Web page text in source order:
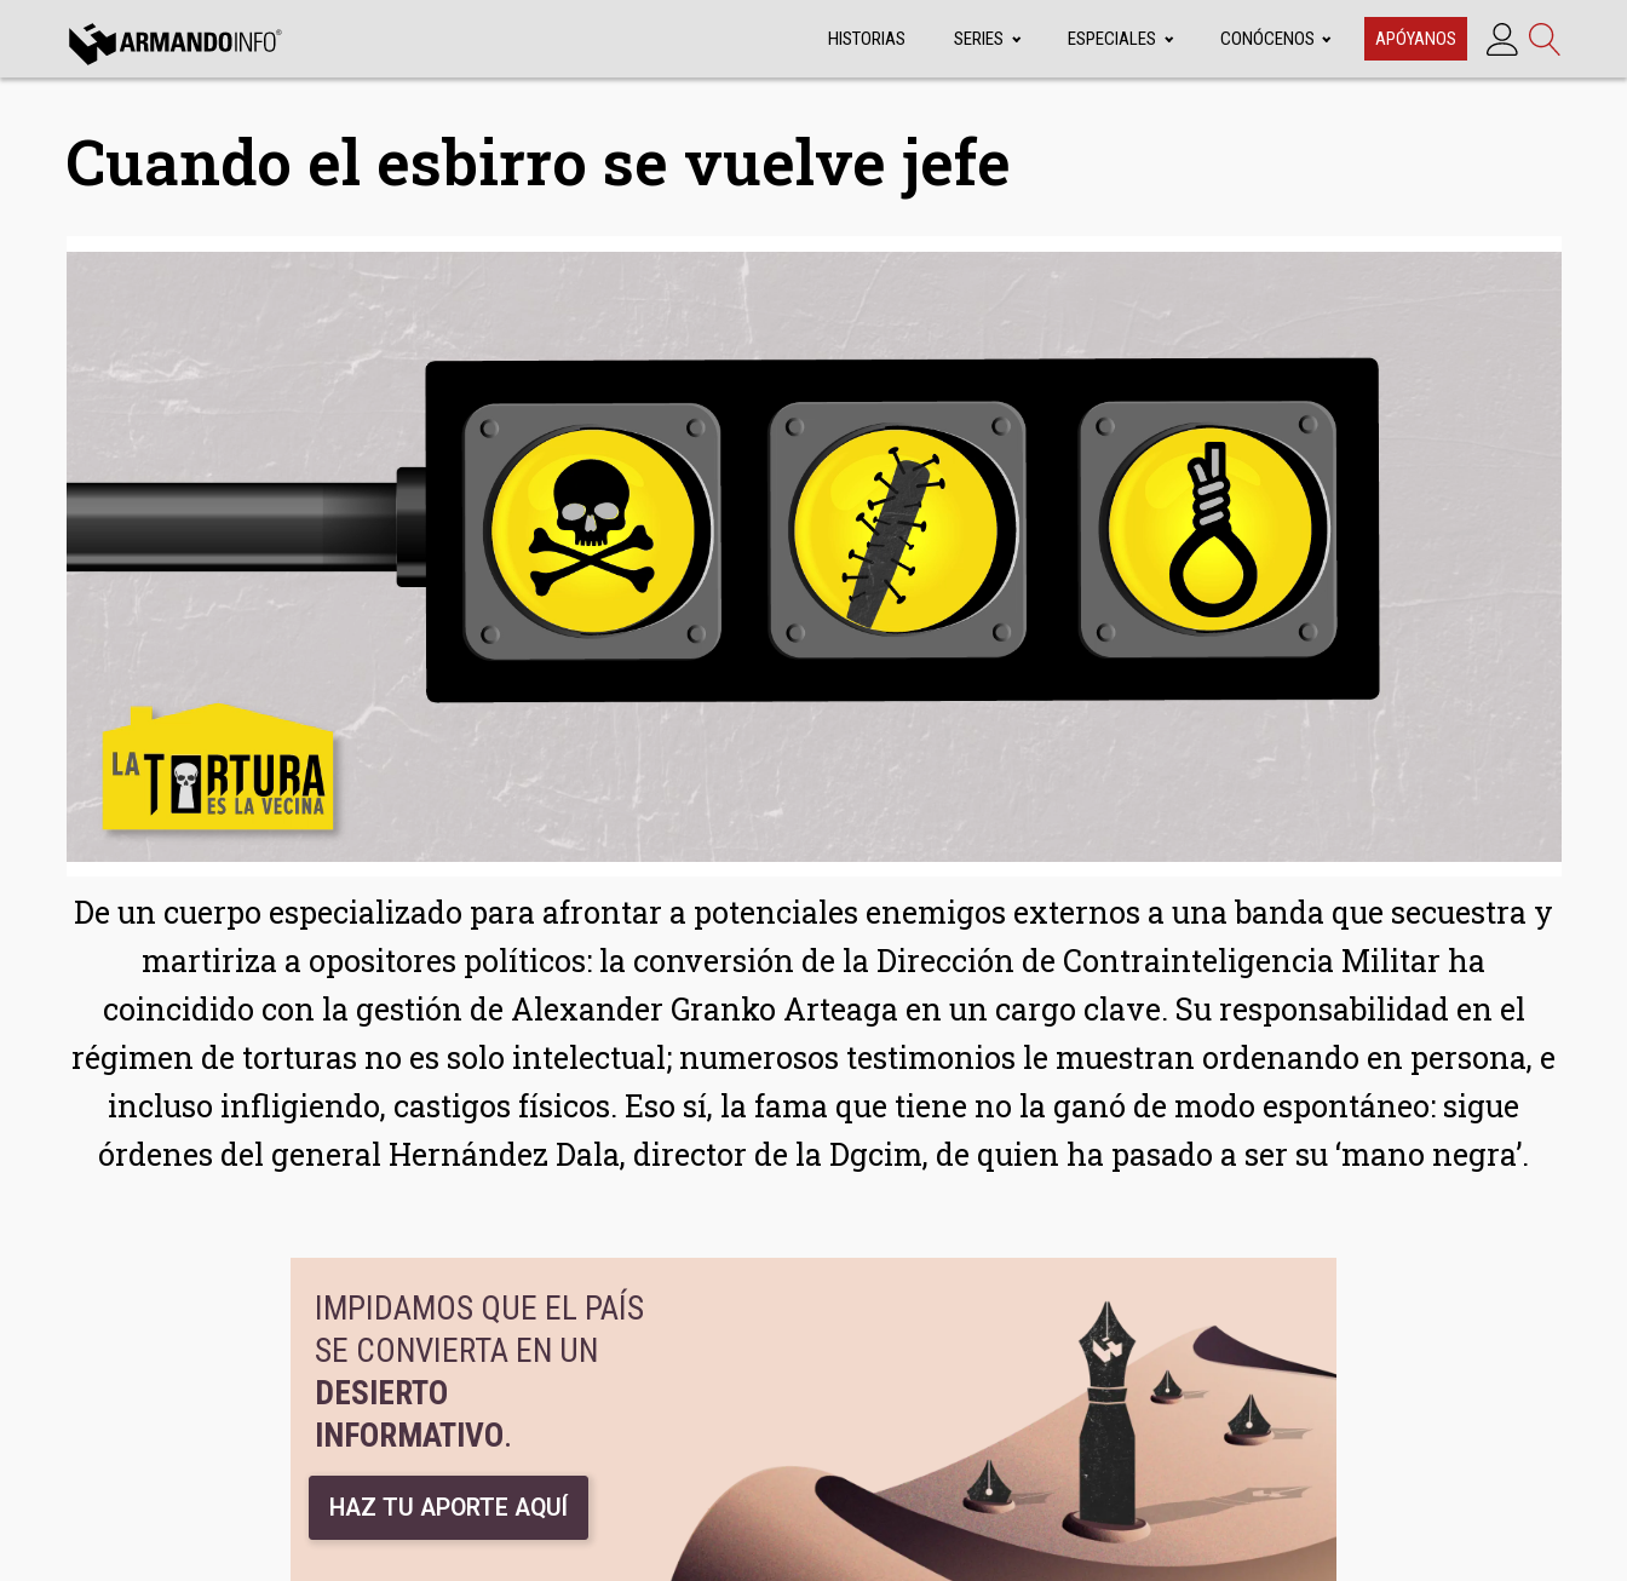
HISTORIAS SERIES ESPECIALES CONÓCENOS APÓYANOS
Cuando el esbirro se vuelve jefe
De un cuerpo especializado para afrontar a potenciales enemigos externos a una banda que secuestra y
martiriza a opositores políticos: la conversión de la Dirección de Contrainteligencia Militar ha
coincidido con la gestión de Alexander Granko Arteaga en un cargo clave. Su responsabilidad en el
régimen de torturas no es solo intelectual; numerosos testimonios le muestran ordenando en persona, e
incluso infligiendo, castigos físicos. Eso sí, la fama que tiene no la ganó de modo espontáneo: sigue
órdenes del general Hernández Dala, director de la Dgcim, de quien ha pasado a ser su ‘mano negra’.
IMPIDAMOS QUE EL PAÍS
SE CONVIERTA EN UN
DESIERTO
INFORMATIVO.
HAZ TU APORTE AQUÍ